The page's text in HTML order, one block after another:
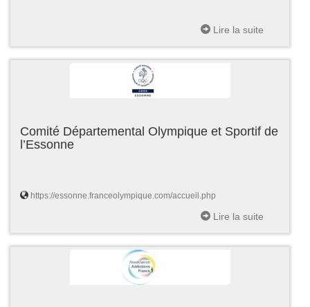
Lire la suite
Comité Départemental Olympique et Sportif de
l’Essonne
https://essonne.franceolympique.com/accueil.php
Lire la suite